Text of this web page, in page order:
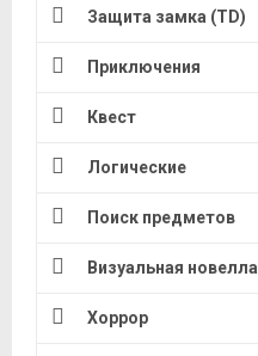
Защита замка (TD)
Приключения
Квест
Логические
Поиск предметов
Визуальная новелла
Хоррор